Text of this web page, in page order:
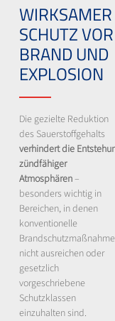
WIRKSAMER
SCHUTZ VOR
BRAND UND
EXPLOSION
Die gezielte Reduktion
des Sauerstoffgehalts
verhindert die
zündfähiger
Atmosphären–
besonders wichtig in
Bereichen, in denen
konventionelle
nicht ausreichen oder
gesetzlich
vorgeschriebene
Schutzklassen
einzuhalten sind.